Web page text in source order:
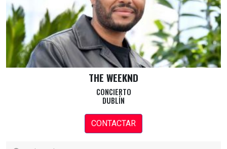
THE WEEKND
CONCIERTO
DUBLÍN
CONTACTAR